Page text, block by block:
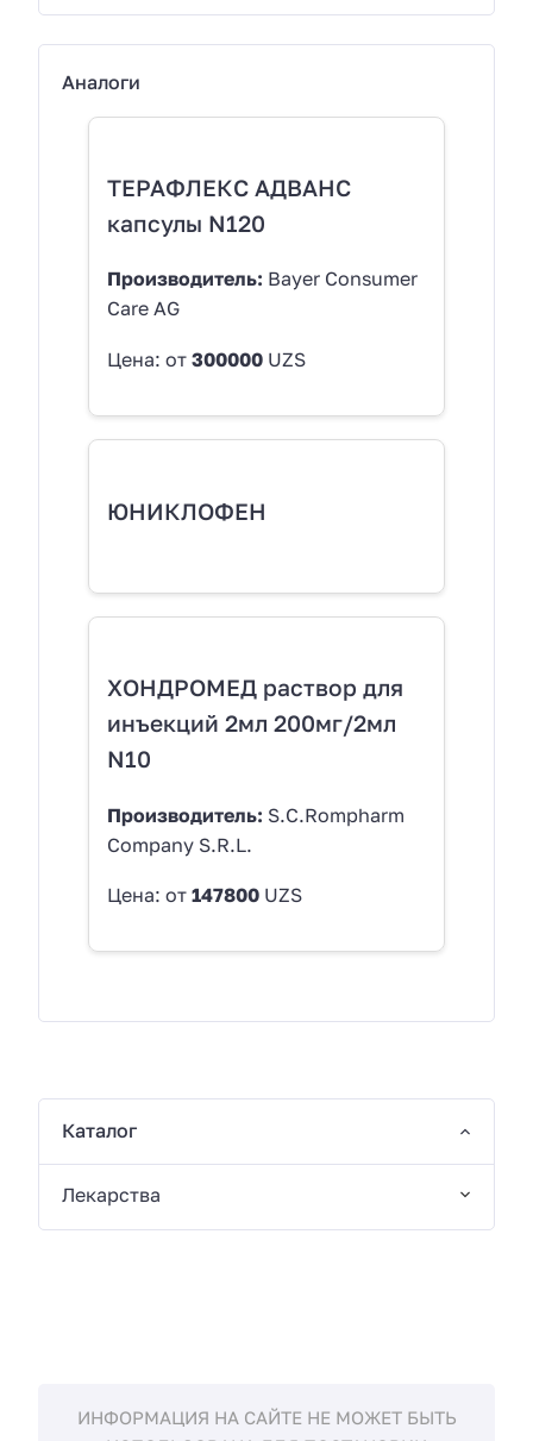
Аналоги
ТЕРАФЛЕКС АДВАНС
капсулы N120
Производитель: Bayer Consumer
Care AG
Цена: от 300000 UZS
ЮНИКЛОФЕН
ХОНДРОМЕД раствор для
инъекций 2мл 200мг/2мл
N10
Производитель: S.C.Rompharm
Company S.R.L.
Цена: от 147800 UZS
Каталог
Лекарства
ИНФОРМАЦИЯ НА САЙТЕ НЕ МОЖЕТ БЫТЬ